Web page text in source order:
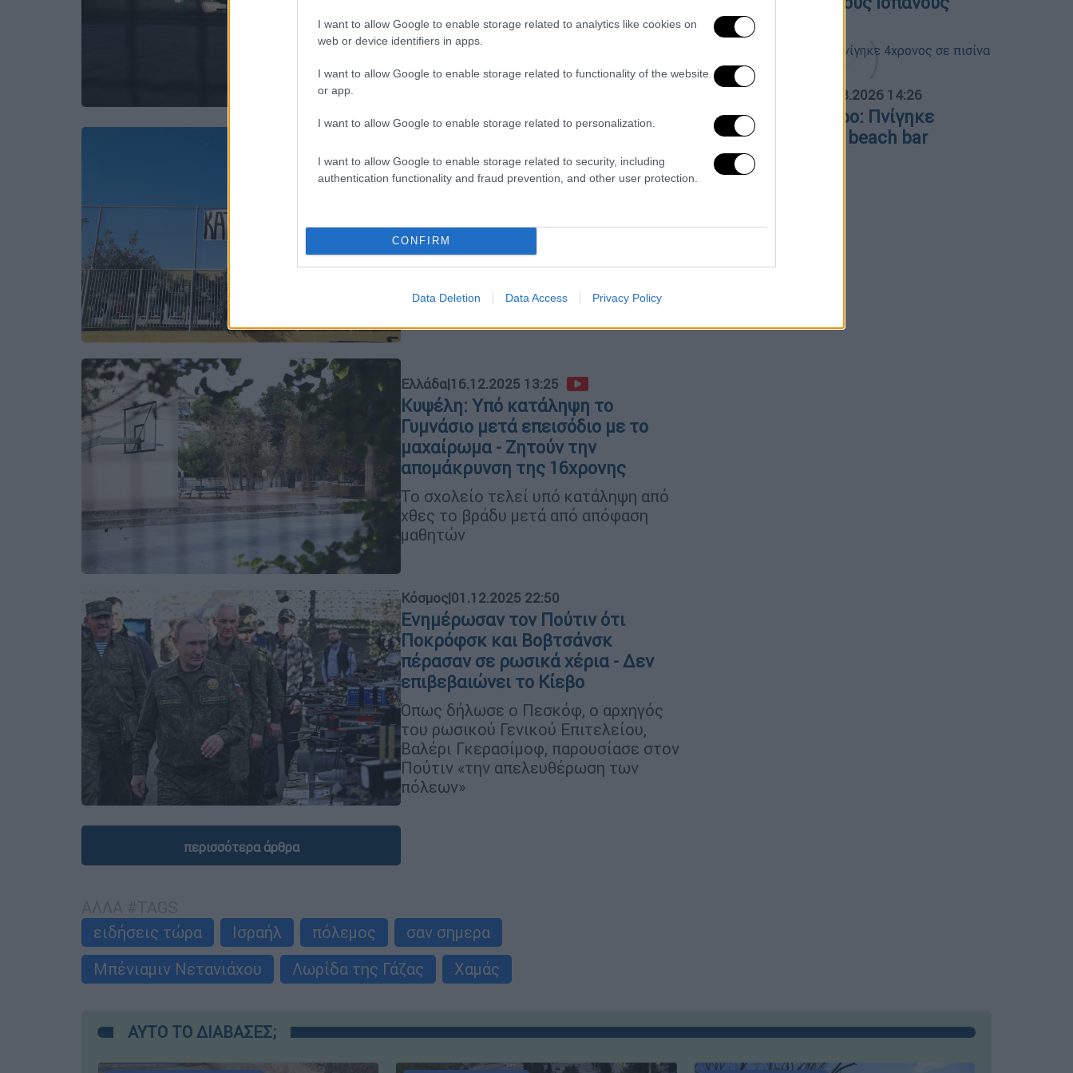
I want to allow Google to enable storage related to analytics like cookies on
web or device identifiers in apps.
I want to allow Google to enable storage related to functionality of the website
or app.
I want to allow Google to enable storage related to personalization.
I want to allow Google to enable storage related to security, including
authentication functionality and fraud prevention, and other user protection.
CONFIRM
Data Deletion Data Access Privacy Policy
γίνει νέα κατάληψη στο σχολείο που
έγινε το περιστατικό με την 16χρονη
που μαχαίρωσε την 14χρονη
Καθηγητής που ήθελε να «σπάσει»
κατάληψη έπιασε δάχτυλα μαθητή
φώναζε να σταματήσει
Σε βάρος της διευθύντριας αλλά και
του καθηγητή σχηματίστηκε
δικογραφία ενώ χθες οδηγήθηκαν
Ελλάδα|16.12.2025 13:25
Κυψέλη: Υπό κατάληψη το
Γυμνάσιο μετά επεισόδιο με το
μαχαίρωμα - Ζητούν την
απομάκρυνση της 16χρονης
Το σχολείο τελεί υπό κατάληψη από
χθες το βράδυ μετά από απόφαση
μαθητών
Κόσμος|01.12.2025 22:50
Ενημέρωσαν τον Πούτιν ότι
Ποκρόφσκ και Βοβτσάνσκ
πέρασαν σε ρωσικά χέρια - Δεν
επιβεβαιώνει το Κίεβο
Όπως δήλωσε ο Πεσκόφ, ο αρχηγός
του ρωσικού Γενικού Επιτελείου,
Βαλέρι Γκερασίμοφ, παρουσίασε στον
Πούτιν «την απελευθέρωση των
πόλεων»
περισσότερα άρθρα
ειδήσεις τώρα
Ισραήλ πόλεμος
σαν σημερα
Μπένιαμιν Νετανιάχου
Λωρίδα της Γάζας Χαμάς
09.08.2026 14:26
Τραγωδία στη Πάρο: Πνίγηκε
4χρονος σε πισίνα beach bar
ΑΥΤΟ ΤΟ ΔΙΑΒΑΣΕΣ;